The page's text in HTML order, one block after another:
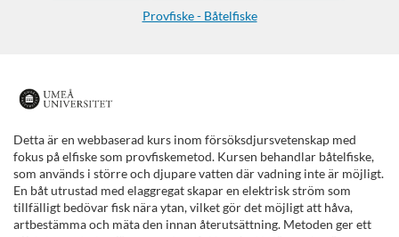
Provfiske - Båtelfiske
F
u
l
l
Detta är en webbaserad kurs inom försöksdjursvetenskap med
fokus på elfiske som provfiskemetod. Kursen behandlar båtelfiske,
som används i större och djupare vatten där vadning inte är möjligt.
En båt utrustad med elaggregat skapar en elektrisk ström som
tillfälligt bedövar fisk nära ytan, vilket gör det möjligt att håva,
artbestämma och mäta den innan återutsättning. Metoden ger ett